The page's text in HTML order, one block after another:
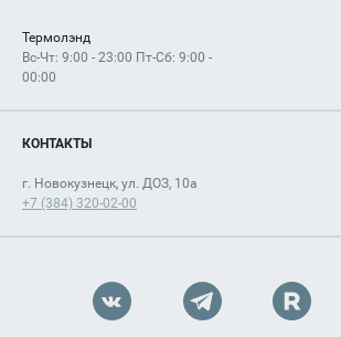
Термолэнд
Вс-Чт: 9:00 - 23:00 Пт-Сб: 9:00 -
00:00
КОНТАКТЫ
г. Новокузнецк, ул. ДОЗ, 10а
+7 (384) 320-02-00